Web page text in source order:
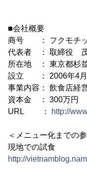
■会社概要
商号 ： フクモチッ
代表者 ： 取締役
所在地 ： 東京都杉
設立 ： 2006年4月
事業内容： 飲食店経
資本金 ： 300万円
URL ：
http://
＜メニュー化までの
現地での試食
http://